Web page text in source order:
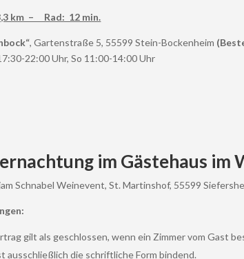
km – Rad: 12 min.
, Gartenstraße 5, 55599 Stein-Bockenheim
22:00 Uhr, So 11:00-14:00 Uhr
im Gästehaus im
Schnabel Weinevent, St. Martinshof, 55599
gilt als geschlossen, wenn ein Zimmer vom Gast
ausschließlich die schriftliche Form bindend.